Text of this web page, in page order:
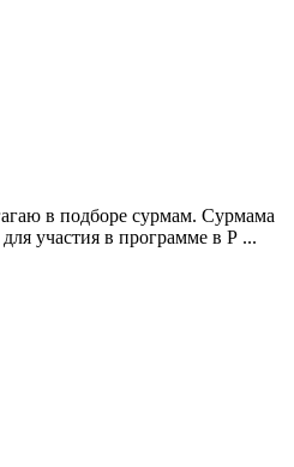
в подборе сурмам. Сурмама
участия в программе в Р ...